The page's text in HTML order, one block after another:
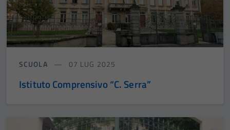
SCUOLA 07 LUG 2025
Istituto Comprensivo “C. Serra”